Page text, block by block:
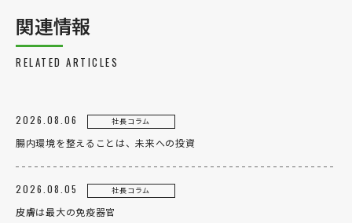
関連情報
RELATED ARTICLES
2026.08.06 社長コラム
腸内環境を整えることは、未来への投資
2026.08.05 社長コラム
皮膚は最大の免疫器官